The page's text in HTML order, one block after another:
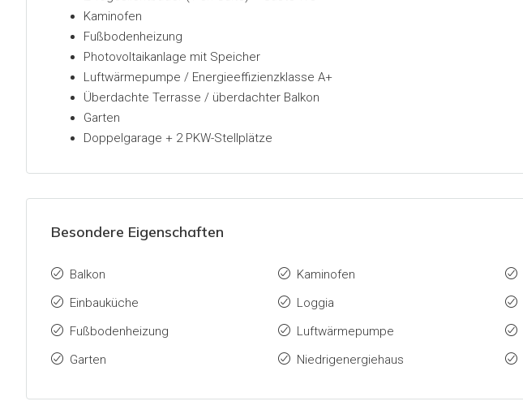
Kaminofen
Fußbodenheizung
Photovoltaikanlage mit Speicher
Luftwärmepumpe / Energieeffizienzklasse A+
Überdachte Terrasse / überdachter Balkon
Garten
Doppelgarage + 2 PKW-Stellplätze
Besondere Eigenschaften
Balkon
Einbauküche
Fußbodenheizung
Garten
Kaminofen
Loggia
Luftwärmepumpe
Niedrigenergiehaus